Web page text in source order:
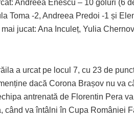
Andreea Enescu – 10 goluri (6
Toma -2, Andreea Predoi -1 și
jucat: Ana Inculeț, Yulia
a urcat pe locul 7, cu 23 de
dacă Corona Brașov nu va
antrenată de Florentin Pera
când va întâlni în Cupa României